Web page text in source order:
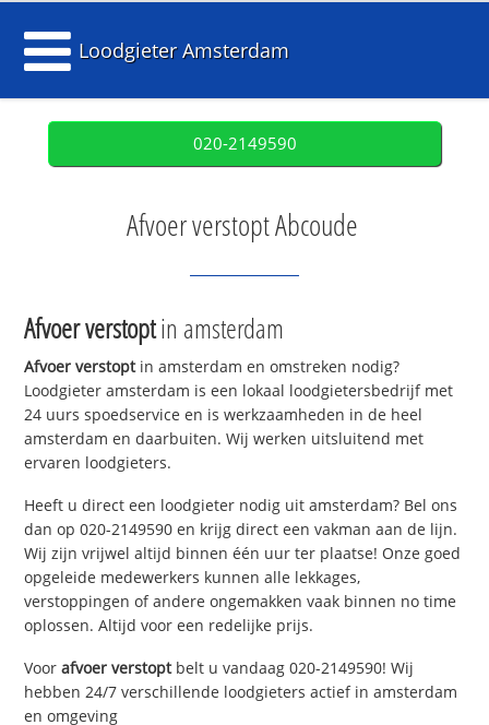
Loodgieter Amsterdam
020-2149590
Afvoer verstopt Abcoude
Afvoer verstoptin amsterdam
Afvoer verstoptin amsterdam en omstreken nodig?
Loodgieter amsterdam is een lokaal loodgietersbedrijf met
24 uurs spoedservice en is werkzaamheden in de heel
amsterdam en daarbuiten. Wij werken uitsluitend met
ervaren loodgieters.
Heeft u direct een loodgieter nodig uit amsterdam? Bel ons
dan op 020-2149590 en krijg direct een vakman aan de lijn.
Wij zijn vrijwel altijd binnen één uur ter plaatse! Onze goed
opgeleide medewerkers kunnen alle lekkages,
verstoppingen of andere ongemakken vaak binnen no time
oplossen. Altijd voor een redelijke prijs.
Voorafvoer verstoptbelt u vandaag 020-2149590! Wij
hebben 24/7 verschillende loodgieters actief in amsterdam
en omgeving